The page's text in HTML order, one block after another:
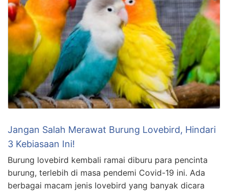
Jangan Salah Merawat Burung Lovebird, Hindari
3 Kebiasaan Ini!
Burung lovebird kembali ramai diburu para pencinta
burung, terlebih di masa pendemi Covid-19 ini. Ada
berbagai macam jenis lovebird yang banyak dicara